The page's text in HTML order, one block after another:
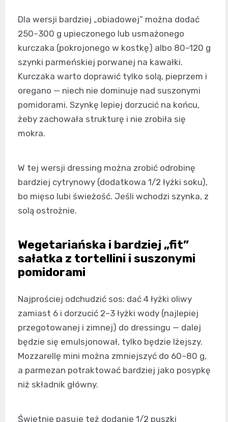
Dla wersji bardziej „obiadowej” można dodać
250–300 g upieczonego lub usmażonego
kurczaka (pokrojonego w kostkę) albo 80–120 g
szynki parmeńskiej porwanej na kawałki.
Kurczaka warto doprawić tylko solą, pieprzem i
oregano — niech nie dominuje nad suszonymi
pomidorami. Szynkę lepiej dorzucić na końcu,
żeby zachowała strukturę i nie zrobiła się
mokra.
W tej wersji dressing można zrobić odrobinę
bardziej cytrynowy (dodatkowa 1/2 łyżki soku),
bo mięso lubi świeżość. Jeśli wchodzi szynka, z
solą ostrożnie.
Wegetariańska i bardziej „fit”
sałatka z tortellini i suszonymi
pomidorami
Najprościej odchudzić sos: dać 4 łyżki oliwy
zamiast 6 i dorzucić 2–3 łyżki wody (najlepiej
przegotowanej i zimnej) do dressingu — dalej
będzie się emulsjonował, tylko będzie lżejszy.
Mozzarellę mini można zmniejszyć do 60–80 g,
a parmezan potraktować bardziej jako posypkę
niż składnik główny.
Świetnie pasuje też dodanie 1/2 puszki